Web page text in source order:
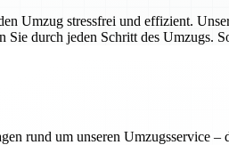
Umzug stressfrei und effizient.
durch jeden Schritt des Umzugs.
rund um unseren Umzugsservice –